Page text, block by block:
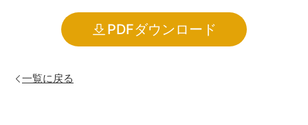
PDFダウンロード
一覧に戻る